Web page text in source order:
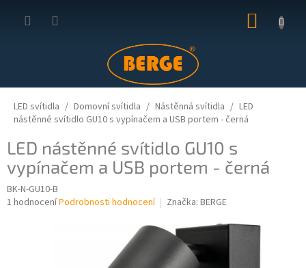
KOŠÍK
LED svítidla Domovní svítidla Nástěnná svítidla
LED
nástěnné svítidlo GU10 s vypínačem a USB portem - černá
LED nástěnné svítidlo GU10 s
vypínačem a USB portem - černá
BK-N-GU10-B
Průměrné
1 hodnoceníPodrobnosti hodnocení Značka: BERGE